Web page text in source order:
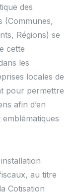
des
(Communes,
Régions) se
cette
les
locales de
pour permettre
afin d’en
au titre
Cotisation